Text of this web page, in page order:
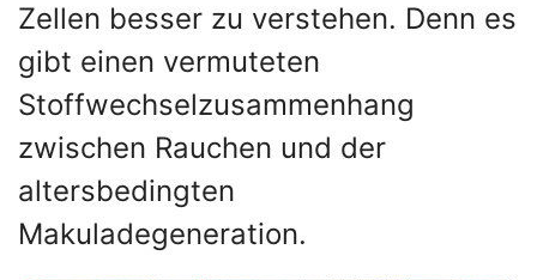
Zellen besser zu verstehen. Denn es
gibt einen vermuteten
Stoffwechselzusammenhang
zwischen Rauchen und der
altersbedingten
Makuladegeneration.